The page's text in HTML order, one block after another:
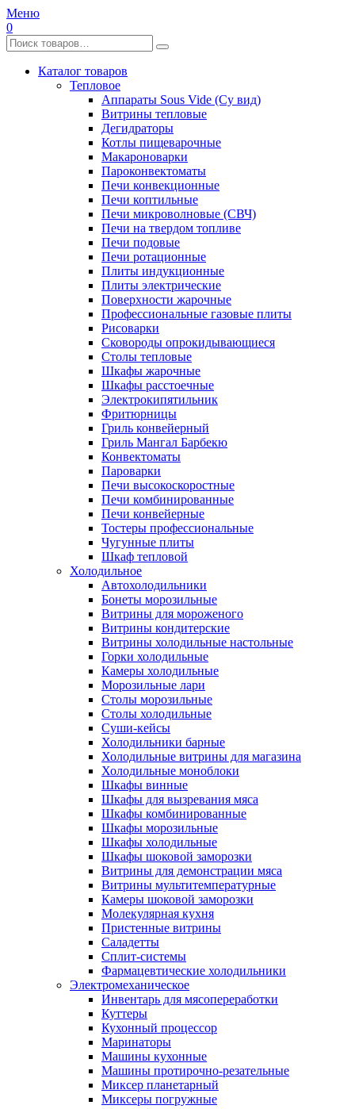
Меню
0
Каталог товаров
Тепловое
Аппараты Sous Vide (Су вид)
Витрины тепловые
Дегидраторы
Котлы пищеварочные
Макароноварки
Пароконвектоматы
Печи конвекционные
Печи коптильные
Печи микроволновые (СВЧ)
Печи на твердом топливе
Печи подовые
Печи ротационные
Плиты индукционные
Плиты электрические
Поверхности жарочные
Профессиональные газовые плиты
Рисоварки
Сковороды опрокидывающиеся
Столы тепловые
Шкафы жарочные
Шкафы расстоечные
Электрокипятильник
Фритюрницы
Гриль конвейерный
Гриль Мангал Барбекю
Конвектоматы
Пароварки
Печи высокоскоростные
Печи комбинированные
Печи конвейерные
Тостеры профессиональные
Чугунные плиты
Шкаф тепловой
Холодильное
Автохолодильники
Бонеты морозильные
Витрины для мороженого
Витрины кондитерские
Витрины холодильные настольные
Горки холодильные
Камеры холодильные
Морозильные лари
Столы морозильные
Столы холодильные
Суши-кейсы
Холодильники барные
Холодильные витрины для магазина
Холодильные моноблоки
Шкафы винные
Шкафы для вызревания мяса
Шкафы комбинированные
Шкафы морозильные
Шкафы холодильные
Шкафы шоковой заморозки
Витрины для демонстрации мяса
Витрины мультитемпературные
Камеры шоковой заморозки
Молекулярная кухня
Пристенные витрины
Саладетты
Сплит-системы
Фармацевтические холодильники
Электромеханическое
Инвентарь для мясопереработки
Куттеры
Кухонный процессор
Маринаторы
Машины кухонные
Машины протирочно-резательные
Миксер планетарный
Миксеры погружные